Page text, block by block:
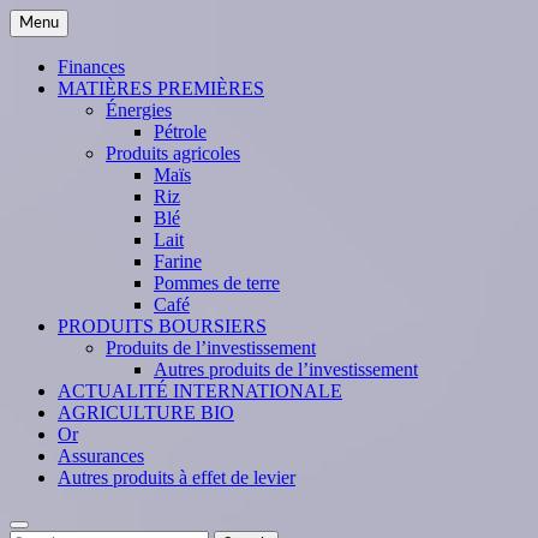
Skip
to
content
Menu
Finances
MATIÈRES PREMIÈRES
Énergies
Pétrole
Produits agricoles
Maïs
Riz
Blé
Lait
Farine
Pommes de terre
Café
PRODUITS BOURSIERS
Produits de l’investissement
Autres produits de l’investissement
ACTUALITÉ INTERNATIONALE
AGRICULTURE BIO
Or
Assurances
Autres produits à effet de levier
Search